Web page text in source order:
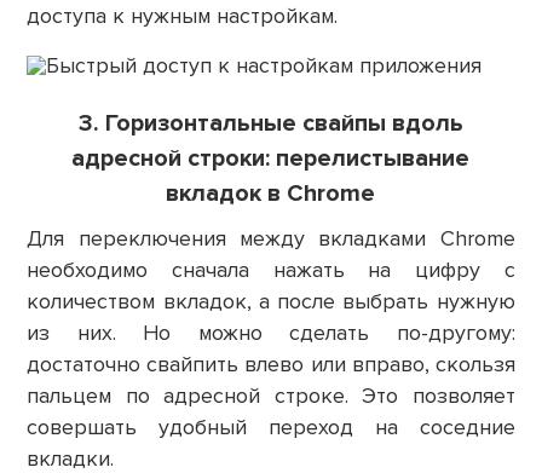
доступа к нужным настройкам.
3. Горизонтальные свайпы вдоль
адресной строки: перелистывание
вкладок в Chrome
Для переключения между вкладками Chrome
необходимо сначала нажать на цифру с
количеством вкладок, а после выбрать нужную
из них. Но можно сделать по-другому:
достаточно свайпить влево или вправо, скользя
пальцем по адресной строке. Это позволяет
совершать удобный переход на соседние
вкладки.